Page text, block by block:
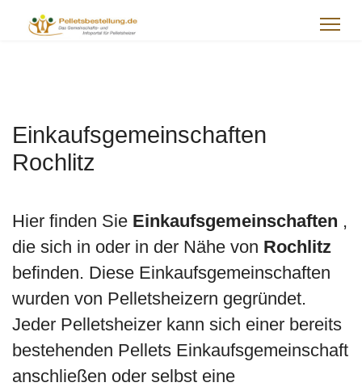
Einkaufsgemeinschaften
Rochlitz
Hier finden Sie Einkaufsgemeinschaften ,
die sich in oder in der Nähe von Rochlitz
befinden. Diese Einkaufsgemeinschaften
wurden von Pelletsheizern gegründet.
Jeder Pelletsheizer kann sich einer bereits
bestehenden Pellets Einkaufsgemeinschaft
anschließen oder selbst eine